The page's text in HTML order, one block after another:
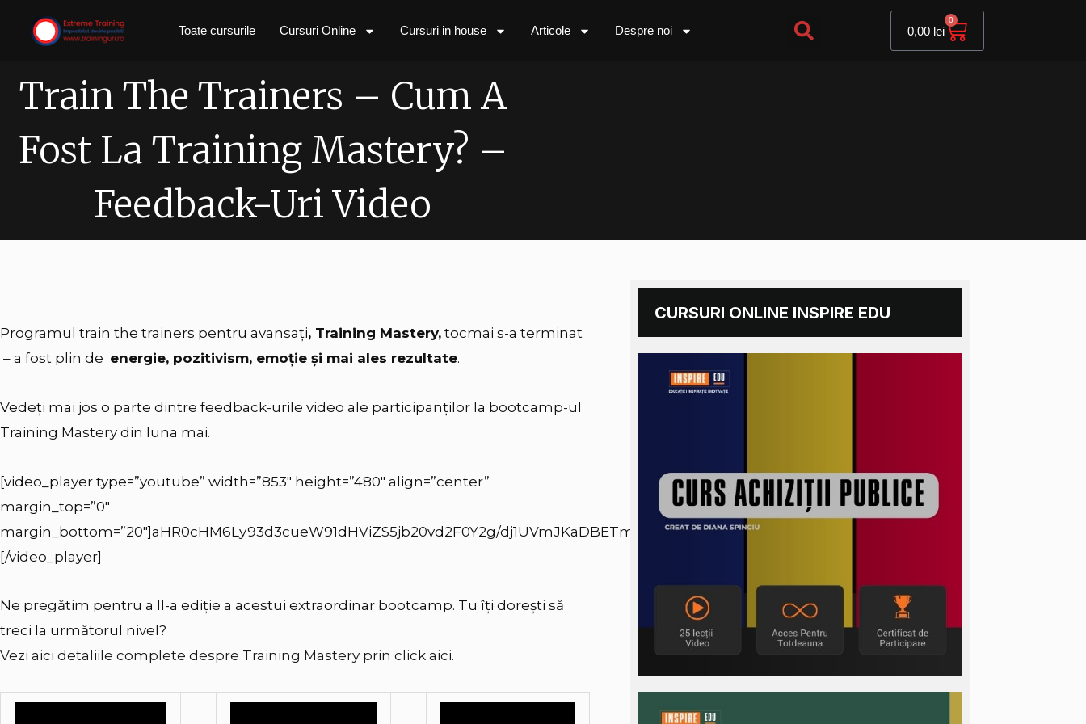
Toate cursurile Cursuri Online Cursuri in house Articole Despre noi 0,00 lei
0
Cart
Train The Trainers – Cum A
Fost La Training Mastery? –
Feedback-Uri Video
Programul train the trainers pentru avansați, Training Mastery, tocmai s-a terminat
– a fost plin de energie, pozitivism, emoție și mai ales rezultate.
Vedeți mai jos o parte dintre feedback-urile video ale participanților la bootcamp-ul
Training Mastery din luna mai.
[video_player type=”youtube” width=”853″ height=”480″ align=”center”
margin_top=”0″
margin_bottom=”20″]aHR0cHM6Ly93d3cueW91dHViZS5jb20vd2F0Y2g/dj1UVmJKaDBETmdCQQ==
[/video_player]
Ne pregătim pentru a II-a ediție a acestui extraordinar bootcamp. Tu îți dorești să
treci la următorul nivel?
Vezi aici detaliile complete despre Training Mastery prin click aici.
CURSURI ONLINE INSPIRE EDU